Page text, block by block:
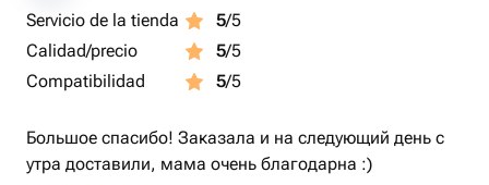
Servicio de la tienda 5/5
Calidad/precio
5/5
Compatibilidad
5/5
Большое спасибо! Заказала и на следующий день с
утра доставили, мама очень благодарна :)